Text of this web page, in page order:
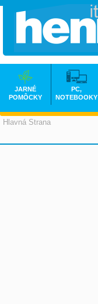
Hlavná Strana
JARNÉ
POMÔCKY
PC,
NOTEBOOKY